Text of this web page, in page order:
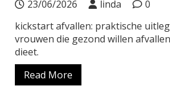
23/06/2026 linda
0
kickstart afvallen: praktische
vrouwen die gezond willen
dieet.
Read More